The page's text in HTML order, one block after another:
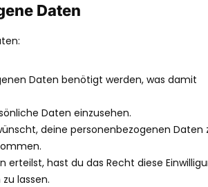
Daten
Daten benötigt werden, was damit
Daten einzusehen.
deine personenbezogenen Daten
erteilst, hast du das Recht diese
lassen.